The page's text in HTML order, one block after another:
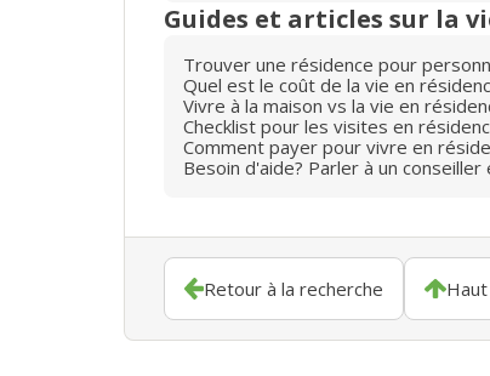
Guides et articles sur la
Trouver une résidence pour
Quel est le coût de la vie en
Vivre à la maison vs la vie en
Checklist pour les visites en
Comment payer pour vivre en
Besoin d'aide? Parler à un
Retour à la recherche